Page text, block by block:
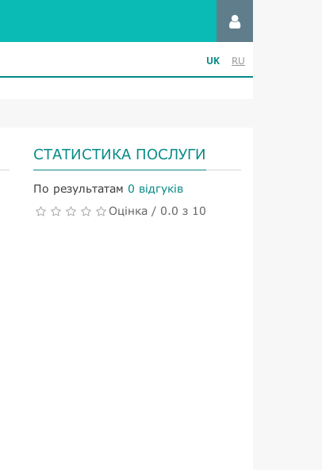
UK RU
СТАТИСТИКА ПОСЛУГИ
По результатам 0 відгуків
Оцінка / 0.0 з 10